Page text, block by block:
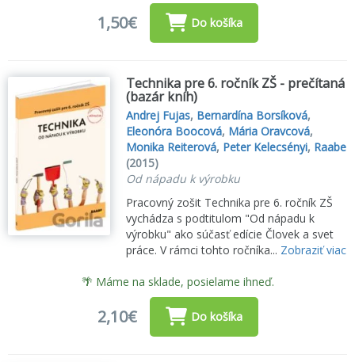
1,50€ Do košíka
Technika pre 6. ročník ZŠ - prečítaná
(bazár kníh)
Andrej Fujas, Bernardína Borsíková,
Eleonóra Boocová, Mária Oravcová,
Monika Reiterová, Peter Kelecsényi, Raabe
(2015)
Od nápadu k výrobku
Pracovný zošit Technika pre 6. ročník ZŠ
vychádza s podtitulom "Od nápadu k
výrobku" ako súčasť edície Človek a svet
práce. V rámci tohto ročníka... Zobraziť viac
🌴 Máme na sklade, posielame ihneď.
2,10€ Do košíka